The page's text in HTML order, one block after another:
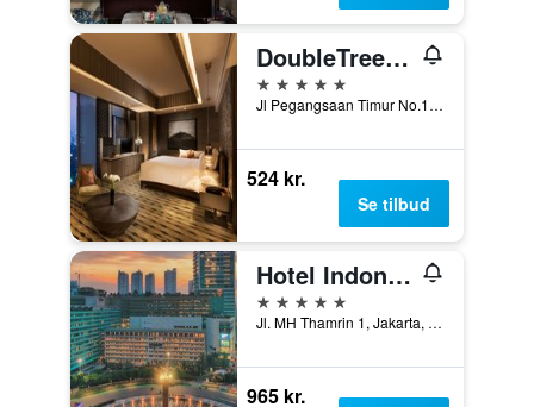
DoubleTree by Hilton Hotel Jakarta - Diponegoro
5 stjerner
Jl Pegangsaan Timur No.17 Cikini, Jakarta, Indonesien
524 kr.
Se tilbud
Hotel Indonesia Kempinski Jakarta
5 stjerner
Jl. MH Thamrin 1, Jakarta, Indonesien
965 kr.